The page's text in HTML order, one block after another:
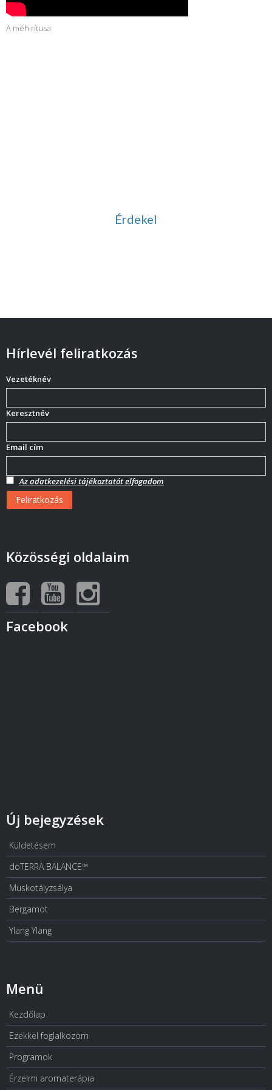
A méh rítusa
Érdekel
Hírlevél feliratkozás
Vezetéknév
Keresztnév
Email cím
Az adatkezelési tájékoztatót elfogadom
Közösségi oldalaim
Facebook
Új bejegyzések
Küldetésem
dōTERRA BALANCE™
Muskotályzsálya
Bergamot
Ylang Ylang
Menü
Kezdőlap
Ezekkel foglalkozom
Programok
Érzelmi aromaterápia